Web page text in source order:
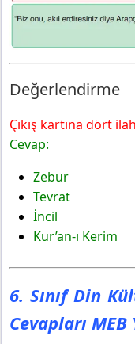
Değerlendirme
Çıkış kartına dört
Cevap:
Zebur
Tevrat
İncil
Kur’an-ı Kerim
6. Sınıf Din
Cevapları MEB